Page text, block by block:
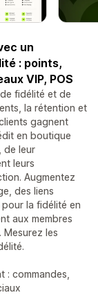
un
: points,
VIP, POS
fidélité et de
la rétention et
gagnent
en boutique
de leur
leurs
Augmentez
des liens
la fidélité en
aux membres
Mesurez les
: commandes,